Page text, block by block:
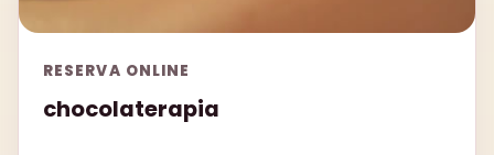
RESERVA ONLINE
chocolaterapia